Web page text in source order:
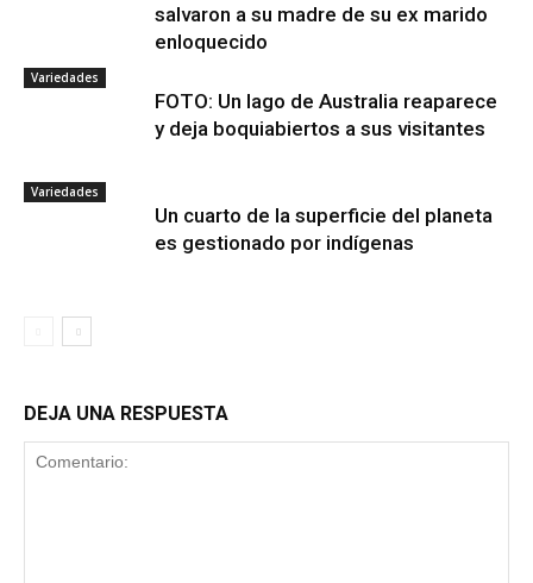
salvaron a su madre de su ex marido
enloquecido
Variedades
FOTO: Un lago de Australia reaparece
y deja boquiabiertos a sus visitantes
Variedades
Un cuarto de la superficie del planeta
es gestionado por indígenas
DEJA UNA RESPUESTA